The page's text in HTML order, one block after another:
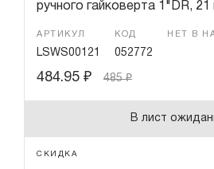
ручного гайковерта 1"DR, 21
АРТИКУЛ
LSWS00121
КОД
052772
НЕТ В
484.95 ₽ 485₽
В лист
СКИДКА